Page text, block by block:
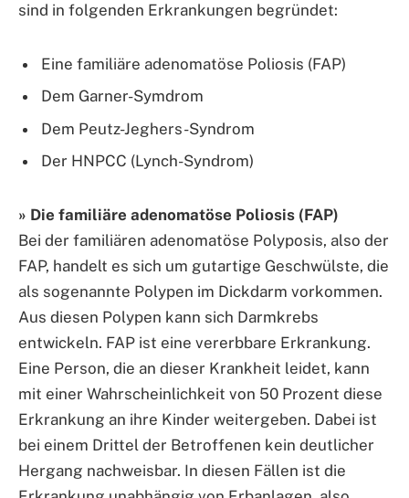
sind in folgenden Erkrankungen begründet:
Eine familiäre adenomatöse Poliosis (FAP)
Dem Garner-Symdrom
Dem Peutz-Jeghers-Syndrom
Der HNPCC (Lynch-Syndrom)
» Die familiäre adenomatöse Poliosis (FAP)
Bei der familiären adenomatöse Polyposis, also der
FAP, handelt es sich um gutartige Geschwülste, die
als sogenannte Polypen im Dickdarm vorkommen.
Aus diesen Polypen kann sich Darmkrebs
entwickeln. FAP ist eine vererbbare Erkrankung.
Eine Person, die an dieser Krankheit leidet, kann
mit einer Wahrscheinlichkeit von 50 Prozent diese
Erkrankung an ihre Kinder weitergeben. Dabei ist
bei einem Drittel der Betroffenen kein deutlicher
Hergang nachweisbar. In diesen Fällen ist die